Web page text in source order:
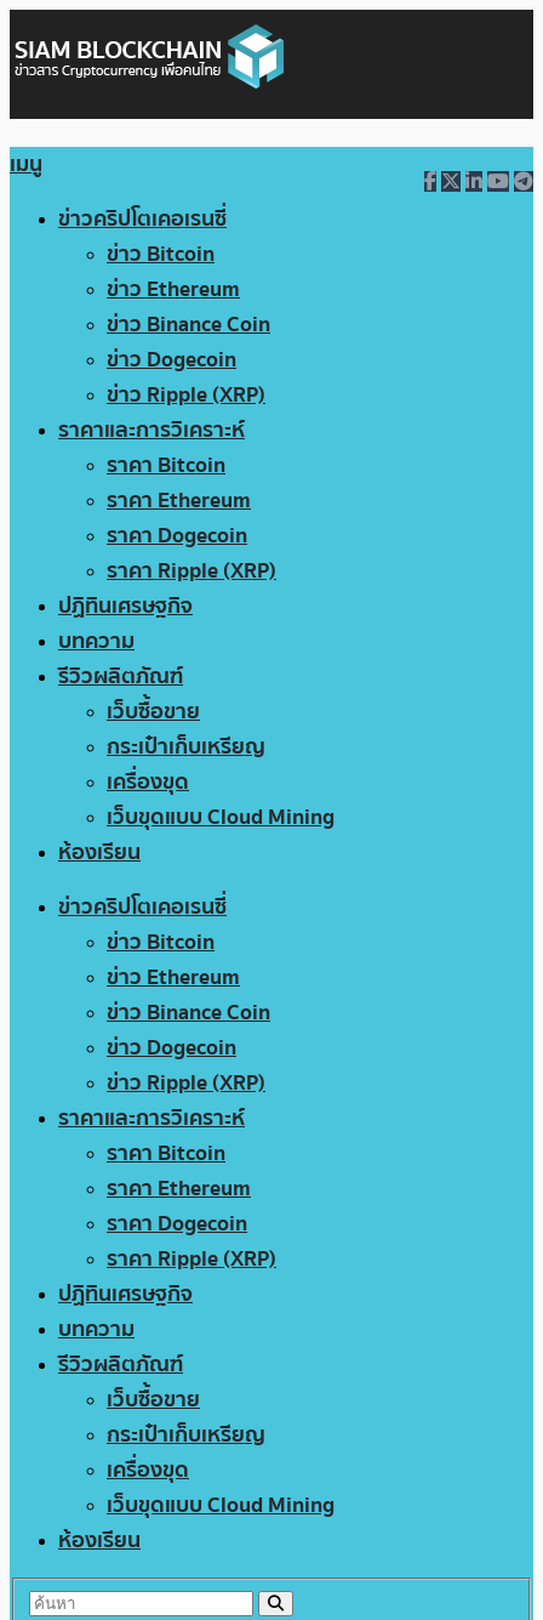
เมนู
ข่าวคริปโตเคอเรนซี่
ข่าว Bitcoin
ข่าว Ethereum
ข่าว Binance Coin
ข่าว Dogecoin
ข่าว Ripple (XRP)
ราคาและการวิเคราะห์
ราคา Bitcoin
ราคา Ethereum
ราคา Dogecoin
ราคา Ripple (XRP)
ปฏิทินเศรษฐกิจ
บทความ
รีวิวผลิตภัณฑ์
เว็บซื้อขาย
กระเป๋าเก็บเหรียญ
เครื่องขุด
เว็บขุดแบบ Cloud Mining
ห้องเรียน
ข่าวคริปโตเคอเรนซี่
ข่าว Bitcoin
ข่าว Ethereum
ข่าว Binance Coin
ข่าว Dogecoin
ข่าว Ripple (XRP)
ราคาและการวิเคราะห์
ราคา Bitcoin
ราคา Ethereum
ราคา Dogecoin
ราคา Ripple (XRP)
ปฏิทินเศรษฐกิจ
บทความ
รีวิวผลิตภัณฑ์
เว็บซื้อขาย
กระเป๋าเก็บเหรียญ
เครื่องขุด
เว็บขุดแบบ Cloud Mining
ห้องเรียน